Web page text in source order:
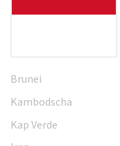
Brunei
Kambodscha
Kap Verde